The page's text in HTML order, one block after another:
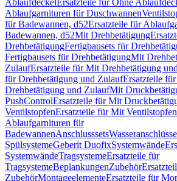
AblaufdeckelErsatzteile für Ohne
Ablaufgarnituren für Duschwannen
für Badewannen, d52Ersatzteile für
Badewannen, d52Mit Drehbetätigung
DrehbetätigungFertigbausets für
Fertigbausets für DrehbetätigungMit
ZulaufErsatzteile für Mit Drehbetätigung
für Drehbetätigung und ZulaufErsatzteile
Drehbetätigung und ZulaufMit
PushControlErsatzteile für Mit
VentilstopfenErsatzteile für Mit Ventilstopfen
Ablaufgarnituren für
BadewannenAnschlusssetsWasseranschlüsse
SpülsystemeGeberit DuofixSystemwände
SystemwändeTragsystemeErsatzteile für
TragsystemeBeplankungenZubehör
ZubehörMontageelementeErsatzteile für